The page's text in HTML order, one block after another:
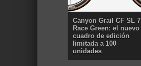
Canyon Grail CF SL 7
Race Green: el nuevo
cuadro de edición
limitada a 100
unidades